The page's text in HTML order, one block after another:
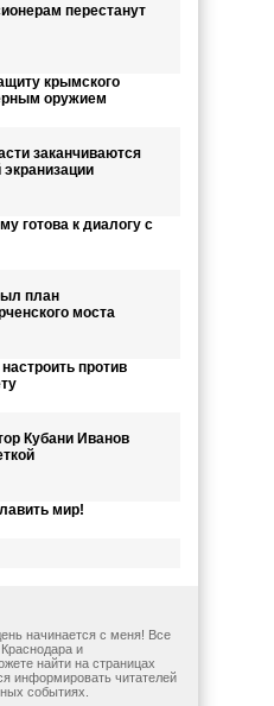
перестанут
крымского
оружием
заканчиваются
готова к диалогу с
план
моста
против
Кубани Иванов
мир!
начинается с меня! Все
и
найти на страницах
информировать читателей
событиях.